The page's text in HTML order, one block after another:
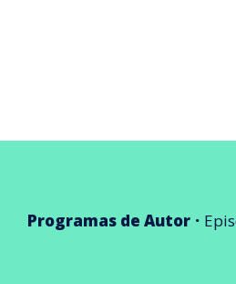
Programas de Autor